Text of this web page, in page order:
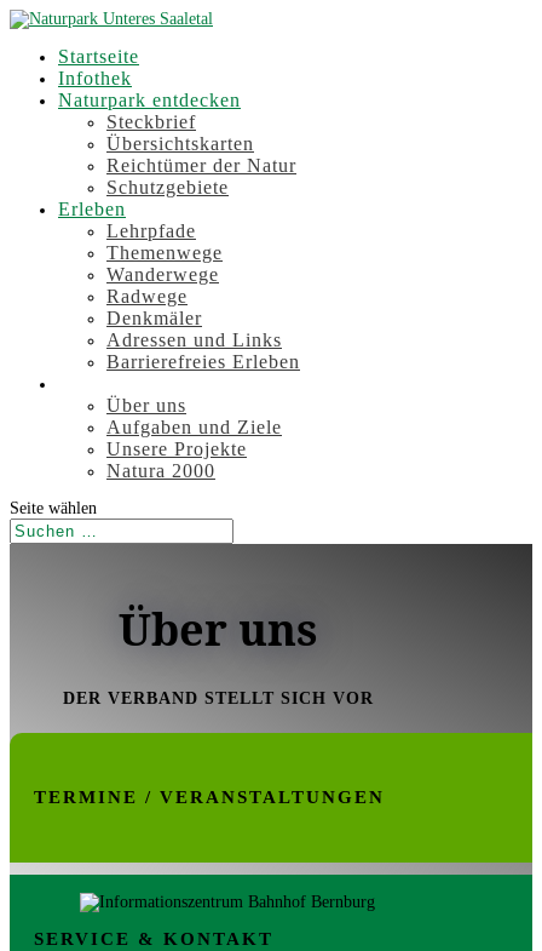
Startseite
Infothek
Naturpark entdecken
Steckbrief
Übersichtskarten
Reichtümer der Natur
Schutzgebiete
Erleben
Lehrpfade
Themenwege
Wanderwege
Radwege
Denkmäler
Adressen und Links
Barrierefreies Erleben
Über uns
Aufgaben und Ziele
Unsere Projekte
Natura 2000
Seite wählen
Über uns
DER VERBAND STELLT SICH VOR
TERMINE / VERANSTALTUNGEN
SERVICE & KONTAKT